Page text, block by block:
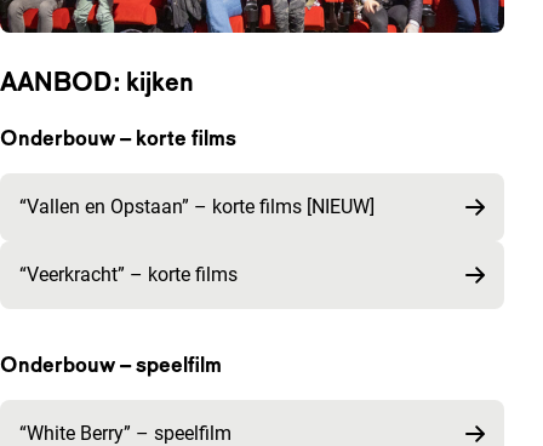
AANBOD: kijken
Onderbouw – korte films
“Vallen en Opstaan” – korte films [NIEUW]
“Veerkracht” – korte films
Onderbouw – speelfilm
“White Berry” – speelfilm